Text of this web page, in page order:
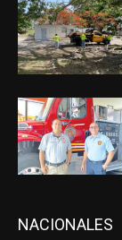
NACIONALES